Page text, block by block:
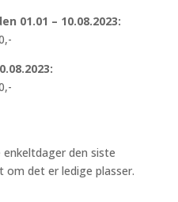
01.01 – 10.08.2023:
den siste
det er ledige plasser.